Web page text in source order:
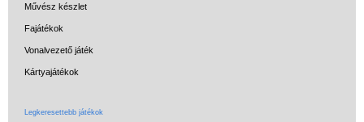
Művész készlet
Fajátékok
Vonalvezető játék
Kártyajátékok
Legkeresettebb játékok